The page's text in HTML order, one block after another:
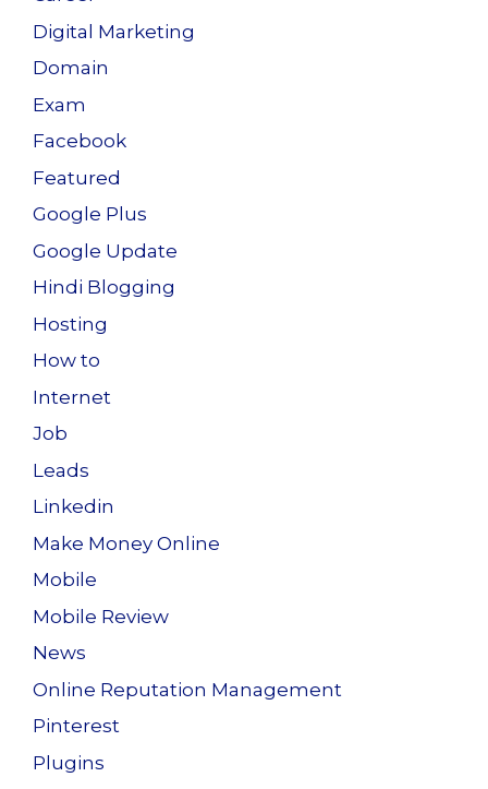
Digital Marketing
Domain
Exam
Facebook
Featured
Google Plus
Google Update
Hindi Blogging
Hosting
How to
Internet
Job
Leads
Linkedin
Make Money Online
Mobile
Mobile Review
News
Online Reputation Management
Pinterest
Plugins